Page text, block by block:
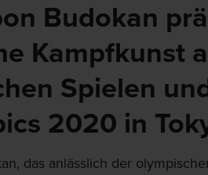
Budokan
Kampfkunst
Spielen
2020 in
das anlässlich der